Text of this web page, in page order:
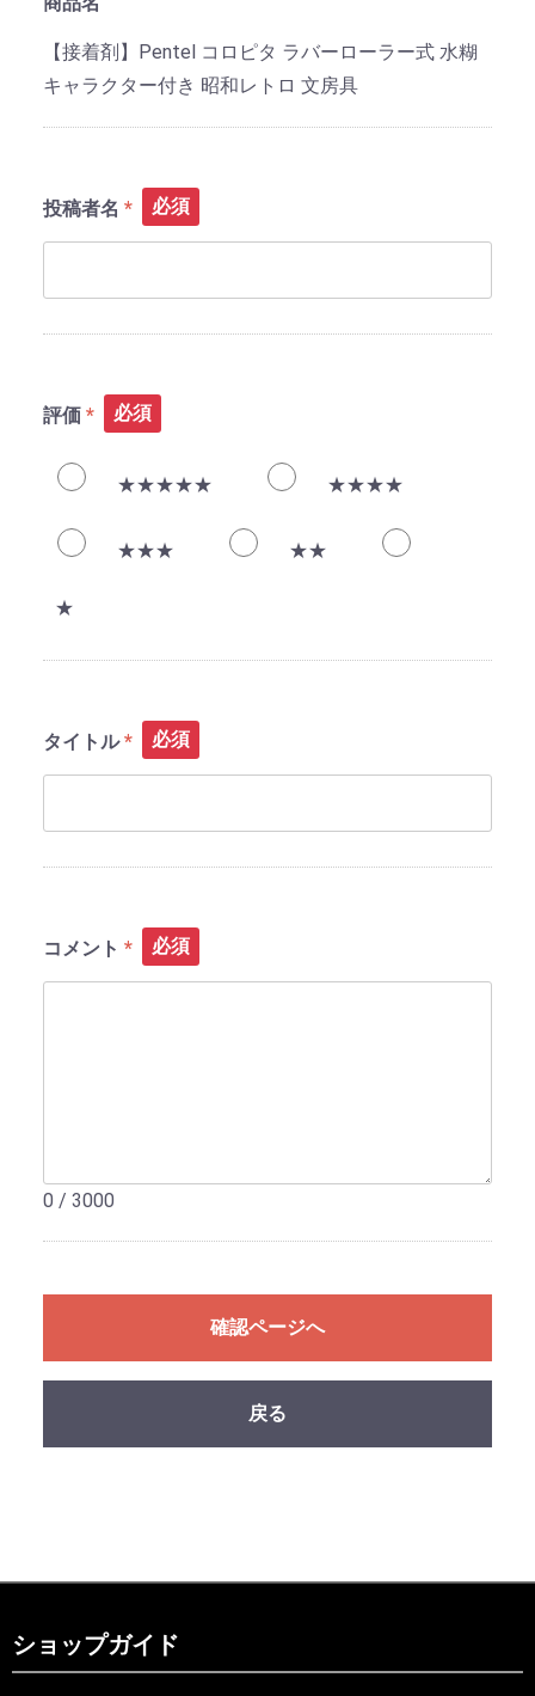
【接着剤】Pentel コロピタ ラバーローラー式 水糊
キャラクター付き 昭和レトロ 文房具
投稿者名 必須
評価 必須
★★★★★ ★★★★
★★★ ★★
★
タイトル 必須
コメント 必須
0 / 3000
確認ページへ
戻る
ショップガイド